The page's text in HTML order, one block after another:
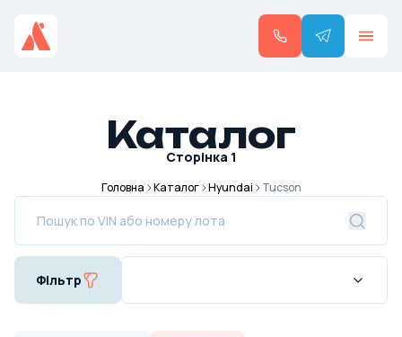
Каталог
Сторінка 1
Головна Каталог Hyundai Tucson
Фільтр